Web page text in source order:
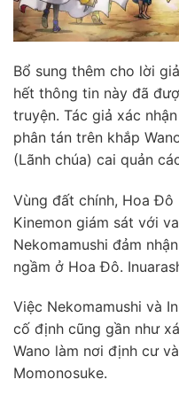
Bổ sung thêm cho lời
hết thông tin này đã
truyện. Tác giả xác
phân tán trên khắp
(Lãnh chúa) cai quản
Vùng đất chính, Hoa
Kinemon giám sát với
Nekomamushi đảm
ngầm ở Hoa Đô.
Việc Nekomamushi và
cố định cũng gần như
Wano làm nơi định cư
Momonosuke.